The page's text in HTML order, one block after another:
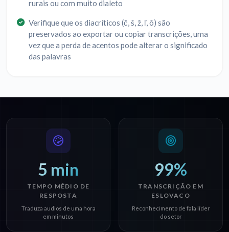
rurais ou com muito dialeto
Verifique que os diacríticos (č, š, ž, ľ, ô) são
preservados ao exportar ou copiar transcrições, uma
vez que a perda de acentos pode alterar o significado
das palavras
5 min
TEMPO MÉDIO DE
RESPOSTA
Traduza audios de uma hora
em minutos
99%
TRANSCRIÇÃO EM
ESLOVACO
Reconhecimento de fala líder
do setor